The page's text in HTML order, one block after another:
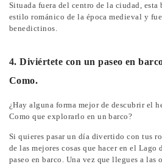
Situada fuera del centro de la ciudad,
estilo románico de la época medieval y
benedictinos.
4. Diviértete con un paseo en
Como.
¿Hay alguna forma mejor de descubrir el
Como que explorarlo en un barco?
Si quieres pasar un día divertido con tus
de las mejores cosas que hacer en el Lago
paseo en barco. Una vez que llegues a las